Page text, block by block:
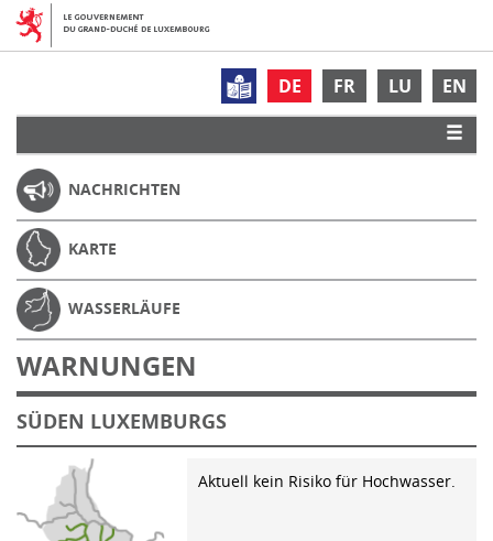
DE FR LU EN
NACHRICHTEN
KARTE
WASSERLÄUFE
WARNUNGEN
SÜDEN LUXEMBURGS
Aktuell kein Risiko für Hochwasser.